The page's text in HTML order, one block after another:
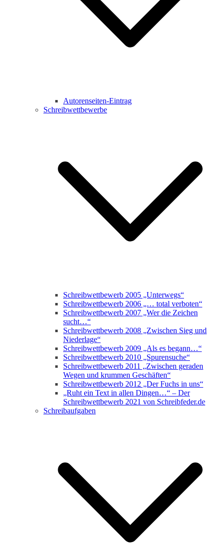
Autorenseiten-Eintrag
Schreibwettbewerbe
Schreibwettbewerb 2005 „Unterwegs“
Schreibwettbewerb 2006 „… total verboten“
Schreibwettbewerb 2007 „Wer die Zeichen
sucht…“
Schreibwettbewerb 2008 „Zwischen Sieg und
Niederlage“
Schreibwettbewerb 2009 „Als es begann…“
Schreibwettbewerb 2010 „Spurensuche“
Schreibwettbewerb 2011 „Zwischen geraden
Wegen und krummen Geschäften“
Schreibwettbewerb 2012 „Der Fuchs in uns“
„Ruht ein Text in allen Dingen…“ – Der
Schreibwettbewerb 2021 von Schreibfeder.de
Schreibaufgaben